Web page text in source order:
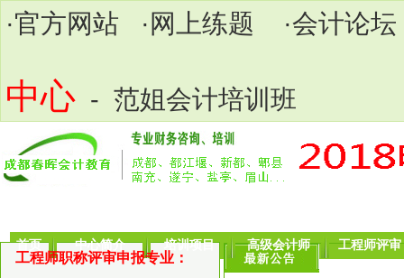
·官方网站 ·网上练题 ·会计论坛
中心 - 范姐会计培训班
首页 中心简介 培训项目 高级会计师 工程师评审
工程师职称评审申报专业：